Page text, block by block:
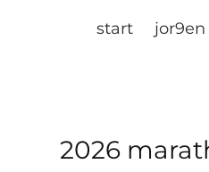
start jor9en
2026